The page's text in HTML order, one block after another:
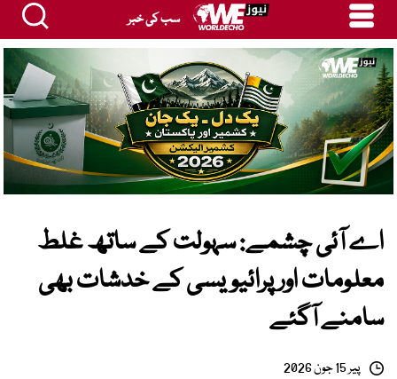
سب کی خبر
اے آئی چشمے: سہولت کے ساتھ غلط
معلومات اور پرائیویسی کے خدشات بھی
سامنے آگئے
پیر 15 جون 2026